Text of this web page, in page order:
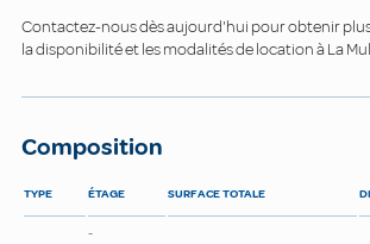
Contactez-nous dès aujourd'hui pour obtenir
la disponibilité et les modalités de location à La
Composition
TYPE ÉTAGE SURFACE TOTALE
-